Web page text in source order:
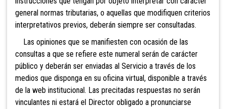
general normas tributarias, o aquellas que modifiquen criterios
interpretativos previos, deberán siempre ser consultadas.
Las opiniones que se manifiesten con ocasión de las
consultas a que se refiere este numeral serán de carácter
público y deberán ser enviadas al Servicio a través de los
medios que disponga en su oficina virtual, disponible a través
de la web institucional. Las precitadas respuestas no serán
vinculantes ni estará el Director obligado a pronunciarse